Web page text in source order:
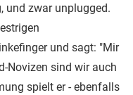
und zwar unplugged.
und sagt: "Mir
Novizen sind wir auch
spielt er - ebenfalls